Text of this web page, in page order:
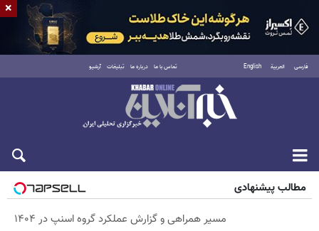
فارسی العربية English تماس با ما درباره ما تبلیغات آرشیو
شنبه ۱۷ مرداد ۱۴۰۵
مطالب پیشنهادی
مسیر همراهی و گزارش عملکرد گروه اسنپ در ۱۴۰۴
×